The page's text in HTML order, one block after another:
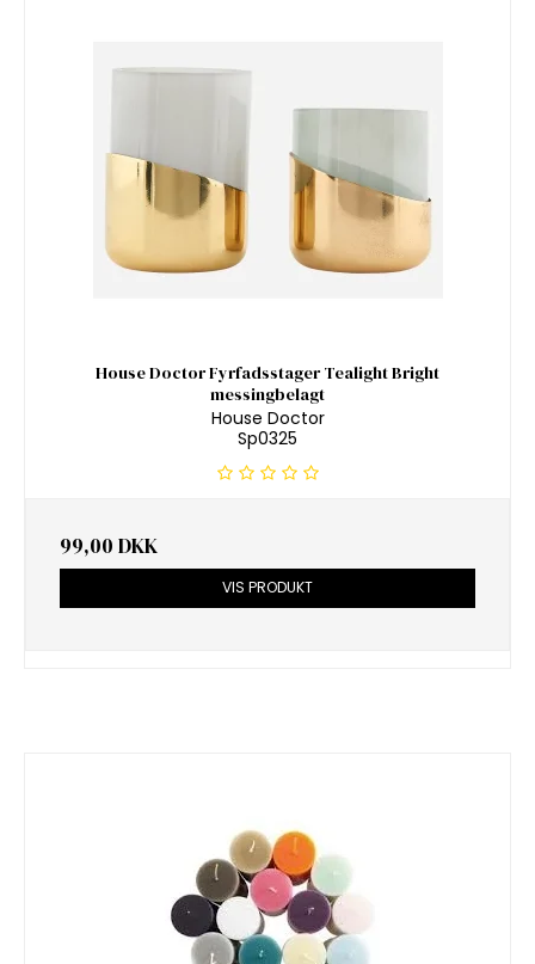
House Doctor Fyrfadsstager Tealight Bright
messingbelagt
House Doctor
Sp0325
99,00 DKK
VIS PRODUKT